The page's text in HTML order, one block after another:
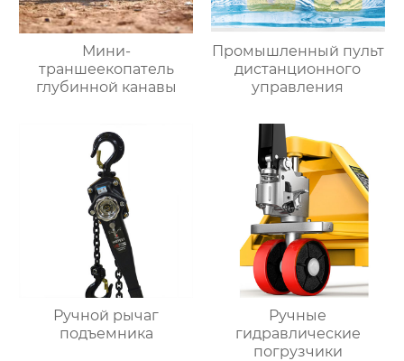
Мини-
траншеекопатель
глубинной канавы
Промышленный пульт
дистанционного
управления
Ручной рычаг
подъемника
Ручные
гидравлические
погрузчики